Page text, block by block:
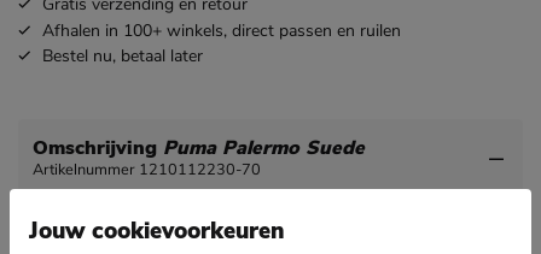
Afhalen in 100+ winkels, direct passen en ruilen
Bestel nu, betaal later
Omschrijving Puma Palermo Suede
Artikelnummer 1210112230-70
Puma Palermo Suede dames sneaker
Jouw cookievoorkeuren